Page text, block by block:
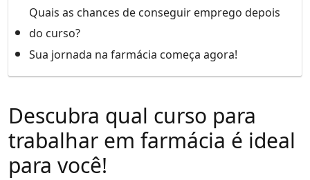
Quais as chances de conseguir emprego depois
do curso?
Sua jornada na farmácia começa agora!
Descubra qual curso para
trabalhar em farmácia é ideal
para você!